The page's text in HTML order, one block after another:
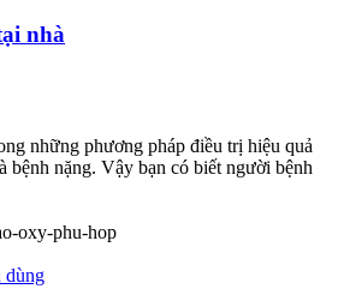
nhà
những phương pháp điều trị hiệu quả
bệnh nặng. Vậy bạn có biết người bệnh
dùng